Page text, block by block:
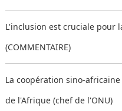
L'inclusion est cruciale pour
(COMMENTAIRE)
La coopération sino-
de l'Afrique (chef de l'ONU)